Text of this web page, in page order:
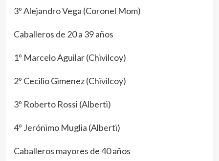
3º Alejandro Vega (Coronel Mom)
Caballeros de 20 a 39 años
1º Marcelo Aguilar (Chivilcoy)
2º Cecilio Gimenez (Chivilcoy)
3º Roberto Rossi (Alberti)
4º Jerónimo Muglia (Alberti)
Caballeros mayores de 40 años